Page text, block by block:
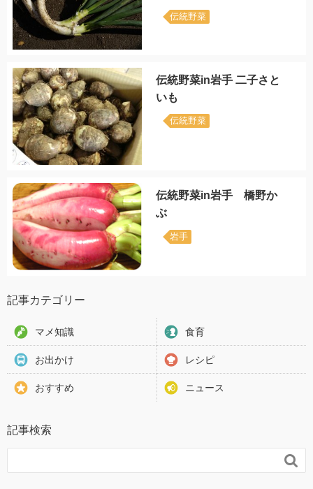
伝統野菜
伝統野菜in岩手 二子さと
いも
伝統野菜
伝統野菜in岩手 橋野か
ぶ
岩手
記事カテゴリー
マメ知識 食育
お出かけ レシピ
おすすめ ニュース
記事検索
